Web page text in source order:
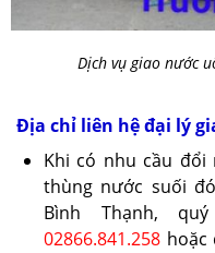
Dịch vụ giao nước
Địa chỉ liên hệ đại lý
Khi có nhu cầu đổi
thùng nước suối
Bình Thạnh,
02866.841.258 hoặc